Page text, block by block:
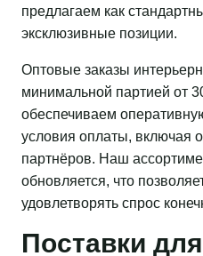
предлагаем как
эксклюзивные позиции.
Оптовые заказы
минимальной партией от
обеспечиваем
условия оплаты, включая
партнёров. Наш
обновляется, что
удовлетворять спрос
Поставки